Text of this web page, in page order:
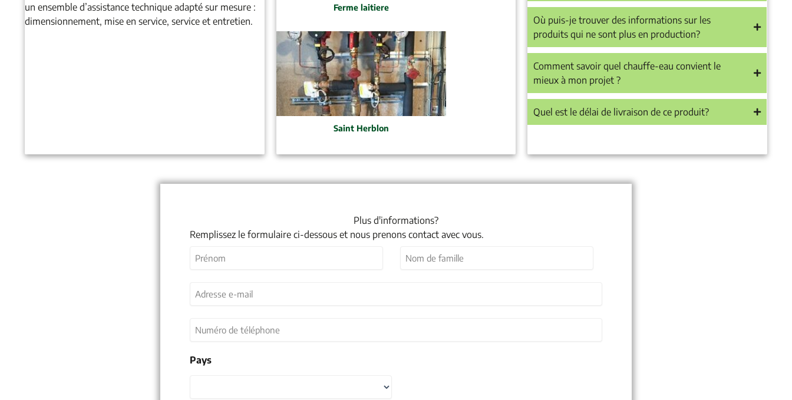
un ensemble d’assistance technique adapté sur mesure :
dimensionnement, mise en service, service et entretien.
Ferme laitiere
Saint Herblon
Où puis-je trouver des informations sur les
produits qui ne sont plus en production?
Comment savoir quel chauffe-eau convient le
mieux à mon projet ?
Quel est le délai de livraison de ce produit?
Plus d'informations?
Remplissez le formulaire ci-dessous et nous prenons contact avec vous.
Adresse
e-
Numéro
de
Pays